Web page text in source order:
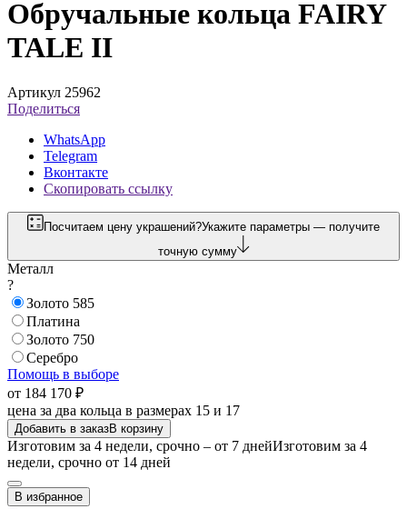
Обручальные кольца FAIRY
TALE II
Артикул 25962
Поделиться
WhatsApp
Telegram
Вконтакте
Скопировать ссылку
Посчитаем цену украшений?Укажите параметры — получите
точную сумму
Металл
?
Золото 585
Платина
Золото 750
Серебро
Помощь в выборе
от 184 170 ₽
цена за два кольца в размерах 15 и 17
Добавить в заказВ корзину
Изготовим за 4 недели, срочно – от 7 днейИзготовим за 4
недели, срочно от 14 дней
В избранное